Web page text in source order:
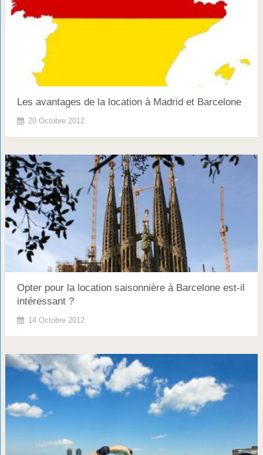
Les avantages de la location à Madrid et Barcelone
20 Octobre 2012
Opter pour la location saisonnière à Barcelone est-il
intéressant ?
14 Octobre 2012